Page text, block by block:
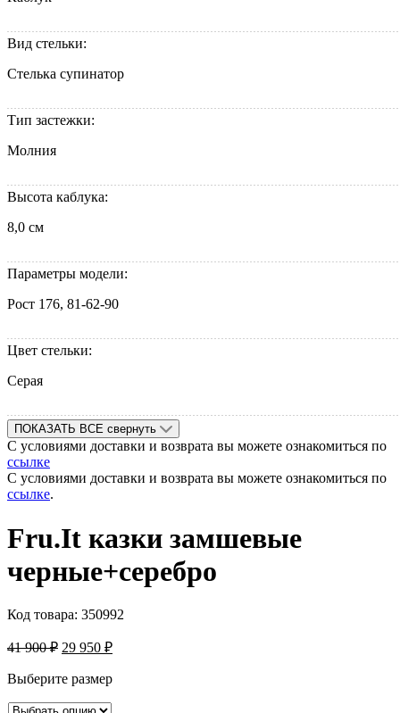
Вид стельки:
Стелька супинатор
Тип застежки:
Молния
Высота каблука:
8,0 см
Параметры модели:
Рост 176, 81-62-90
Цвет стельки:
Серая
ПОКАЗАТЬ ВСЕ свернуть
С условиями доставки и возврата вы можете ознакомиться по
ссылке
С условиями доставки и возврата вы можете ознакомиться по
ссылке.
Fru.It казки замшевые
черные+серебро
Код товара: 350992
41 900₽ 29 950 ₽
Выберите размер